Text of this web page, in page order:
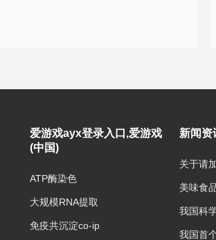
爱游戏ayx登录入口,爱游戏
(中国)
ATP酶染色
大规模RNA提取
免疫共沉淀co-ip
新闻资
关于请
数据系
美味食
我国科
我国首